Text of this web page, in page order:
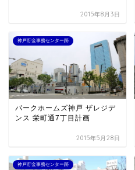
2015年8月3日
神戸貯金事務センター跡
パークホームズ神戸 ザレジデ
ンス 栄町通7丁目計画
2015年5月28日
神戸貯金事務センター跡